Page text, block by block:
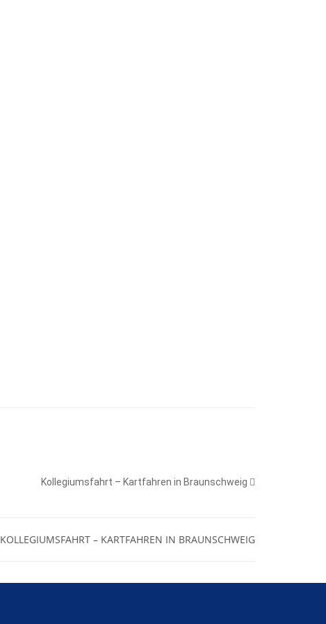
Kollegiumsfahrt – Kartfahren in Braunschweig
KOLLEGIUMSFAHRT – KARTFAHREN IN BRAUNSCHWEIG